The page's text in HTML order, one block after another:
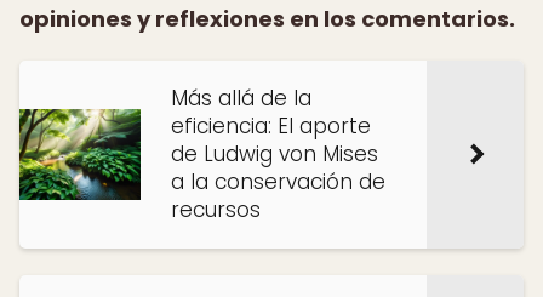
opiniones y reflexiones en los comentarios.
Más allá de la
eficiencia: El aporte
de Ludwig von Mises
a la conservación de
recursos